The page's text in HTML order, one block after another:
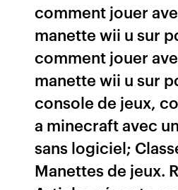
comment jouer
manette wii u sur
comment jouer
manette wii u sur
console de jeux,
a minecraft avec
sans logiciel;
Manettes de jeux.